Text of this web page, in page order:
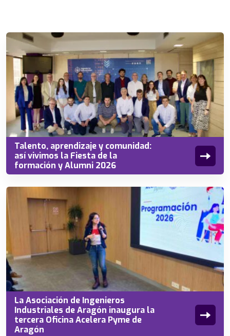
Talento, aprendizaje y comunidad:
así vivimos la Fiesta de la
formación y Alumni 2026
La Asociación de Ingenieros
Industriales de Aragón inaugura la
tercera Oficina Acelera Pyme de
Aragón